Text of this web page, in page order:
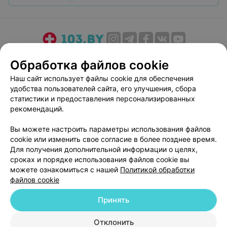
Медицинский маркетинг
Публичный договор
Пользовательское соглашение
Способы оплаты
Вакансии
Партнеры
Написать руководителю 103.by
Персональные настройки cookie
Обработка персональных данных
© 2026 ООО «Артокс Лаб», УНП 191700409| 220012, Республика Беларусь,
Обработка файлов cookie
Наш сайт использует файлы cookie для обеспечения
удобства пользователей сайта, его улучшения, сбора
статистики и предоставления персонализированных
рекомендаций.
Вы можете настроить параметры использования файлов
cookie или изменить свое согласие в более позднее время.
Для получения дополнительной информации о целях,
сроках и порядке использования файлов cookie вы
можете ознакомиться с нашей Политикой обработки
файлов cookie
Отклонить
Принять